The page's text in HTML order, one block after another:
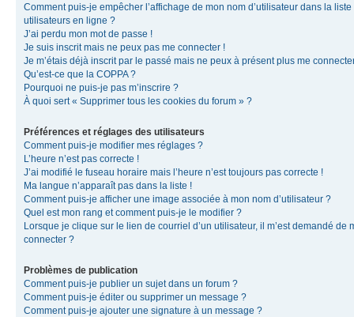
Comment puis-je empêcher l’affichage de mon nom d’utilisateur dans la liste
utilisateurs en ligne ?
J’ai perdu mon mot de passe !
Je suis inscrit mais ne peux pas me connecter !
Je m’étais déjà inscrit par le passé mais ne peux à présent plus me
Qu’est-ce que la COPPA ?
Pourquoi ne puis-je pas m’inscrire ?
À quoi sert « Supprimer tous les cookies du forum » ?
Préférences et réglages des utilisateurs
Comment puis-je modifier mes réglages ?
L’heure n’est pas correcte !
J’ai modifié le fuseau horaire mais l’heure n’est toujours pas correcte !
Ma langue n’apparaît pas dans la liste !
Comment puis-je afficher une image associée à mon nom d’utilisateur ?
Quel est mon rang et comment puis-je le modifier ?
Lorsque je clique sur le lien de courriel d’un utilisateur, il m’est demandé de
connecter ?
Problèmes de publication
Comment puis-je publier un sujet dans un forum ?
Comment puis-je éditer ou supprimer un message ?
Comment puis-je ajouter une signature à un message ?